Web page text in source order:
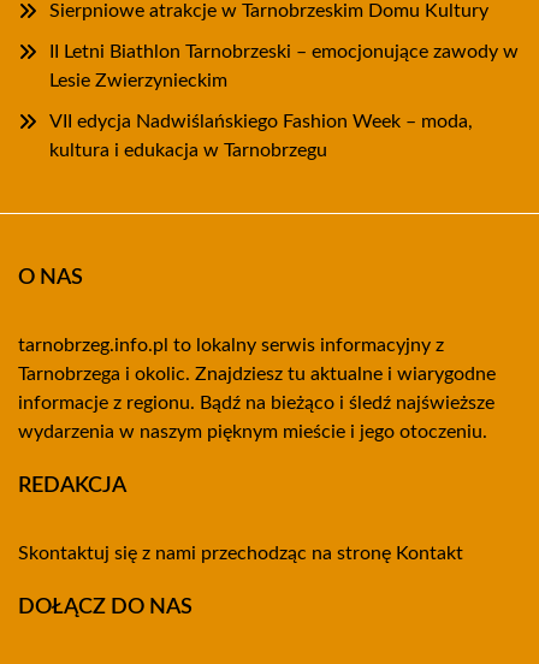
Sierpniowe atrakcje w Tarnobrzeskim Domu Kultury
II Letni Biathlon Tarnobrzeski – emocjonujące zawody w
Lesie Zwierzynieckim
VII edycja Nadwiślańskiego Fashion Week – moda,
kultura i edukacja w Tarnobrzegu
O NAS
tarnobrzeg.info.pl to lokalny serwis informacyjny z
Tarnobrzega i okolic. Znajdziesz tu aktualne i wiarygodne
informacje z regionu. Bądź na bieżąco i śledź najświeższe
wydarzenia w naszym pięknym mieście i jego otoczeniu.
REDAKCJA
Skontaktuj się z nami przechodząc na stronę Kontakt
DOŁĄCZ DO NAS